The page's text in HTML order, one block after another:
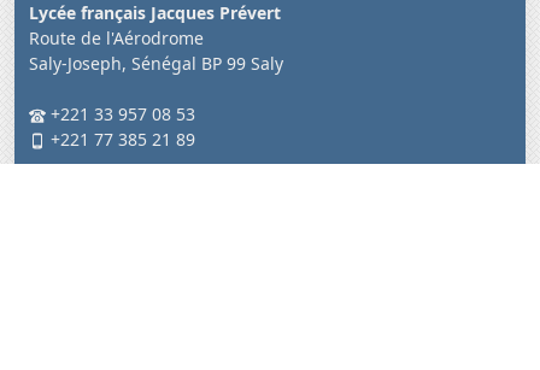
Lycée français Jacques Prévert
Route de l'Aérodrome
Saly-Joseph, Sénégal BP 99 Saly
+221 33 957 08 53
+221 77 385 21 89